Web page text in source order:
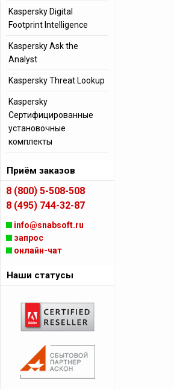
Kaspersky Digital
Footprint Intelligence
Kaspersky Ask the
Analyst
Kaspersky Threat Lookup
Kaspersky
Сертифицированные
установочные
комплекты
Приём заказов
8 (800) 5-508-508
8 (495) 744-32-87
info@snabsoft.ru
запрос
онлайн-чат
Наши статусы